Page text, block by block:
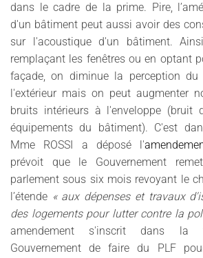
dans le cadre de la prime. Pire,
d'un bâtiment peut aussi avoir des
sur l'acoustique d'un bâtiment.
remplaçant les fenêtres ou en optant
façade, on diminue la perception
l'extérieur mais on peut augmenter
bruits intérieurs à l'enveloppe (bruit
équipements du bâtiment). C'est
Mme ROSSI a déposé l'
prévoit que le Gouvernement
parlement sous six mois revoyant le
l’étende « aux dépenses et travaux
des logements pour lutter contre la
amendement s'inscrit dans la
Gouvernement de faire du PLF